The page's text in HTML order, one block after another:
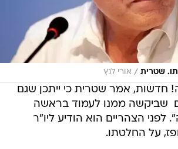
שטרית / אורי לנץ
חדשות, אמר שטרית כי ייתכן שגם
שביקשה ממנו לעמוד בראשה 
לפני הצהריים הוא הודיע ליו"ר
על החלטתו.